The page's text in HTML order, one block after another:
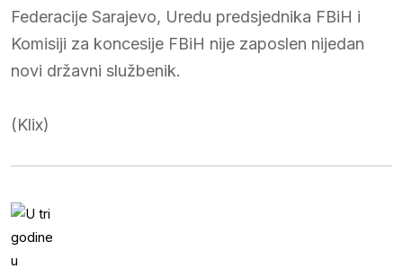
Federacije Sarajevo, Uredu predsjednika FBiH i
Komisiji za koncesije FBiH nije zaposlen nijedan
novi državni službenik.
(Klix)